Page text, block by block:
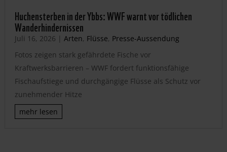
Huchensterben in der Ybbs: WWF warnt vor tödlichen
Wanderhindernissen
Juli 16, 2026 | Arten, Flüsse, Presse-Aussendung
Fotos zeigen stark gefährdete Fische vor
Kraftwerksbarrieren – WWF fordert funktionsfähige
Fischaufstiege und durchgängige Flüsse als Schutz vor
zunehmender Hitze
mehr lesen